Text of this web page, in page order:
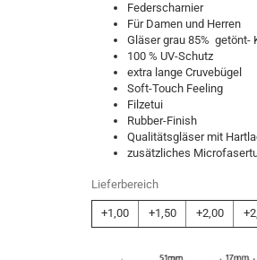
Federscharnier
Für Damen und Herren
Gläser grau 85% getönt-
100 % UV-Schutz
extra lange Cruvebügel
Soft-Touch Feeling
Filzetui
Rubber-Finish
Qualitätsgläser mit
zusätzliches
Lieferbereich
+1,00 +1,50 +2,00